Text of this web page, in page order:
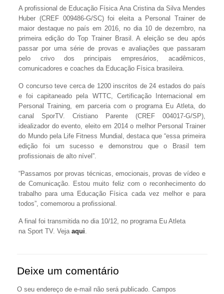
A profissional de Educação Física Ana Cristina da Silva Mendes
Huber (CREF 009486-G/SC) foi eleita a Personal Trainer de
maior destaque no país em 2016, no dia 10 de dezembro, na
primeira edição do Top Trainer Brasil. A eleição se deu após
passar por uma série de provas e avaliações que passaram
pelo crivo dos principais empresários, acadêmicos,
comunicadores e coaches da Educação Física brasileira.
O concurso teve cerca de 1200 inscritos de 24 estados do país
e foi capitaneado pela WTTC, Certificação Internacional em
Personal Training, em parceria com o programa Eu Atleta, do
canal SporTV. Cristiano Parente (CREF 004017-G/SP),
idealizador do evento, eleito em 2014 o melhor Personal Trainer
do Mundo pela Life Fitness Mundial, destaca que “essa primeira
edição foi um sucesso e demonstrou que o Brasil tem
profissionais de alto nível”.
“Passamos por provas técnicas, emocionais, provas de vídeo e
de Comunicação. Estou muito feliz com o reconhecimento do
trabalho para uma Educação Física cada vez melhor e para
todos”, comemorou a profissional.
A final foi transmitida no dia 10/12, no programa Eu Atleta
na Sport TV. Vejaaqui.
Deixe um comentário
O seu endereço de e-mail não será publicado. Campos